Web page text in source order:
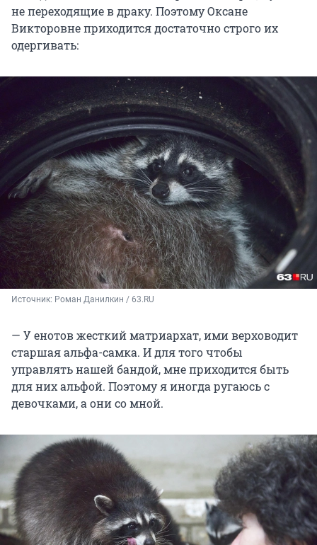
не переходящие в драку. Поэтому Оксане
Викторовне приходится достаточно строго их
одергивать:
Источник: Роман Данилкин / 63.RU
— У енотов жесткий матриархат, ими верховодит
старшая альфа-самка. И для того чтобы
управлять нашей бандой, мне приходится быть
для них альфой. Поэтому я иногда ругаюсь с
девочками, а они со мной.